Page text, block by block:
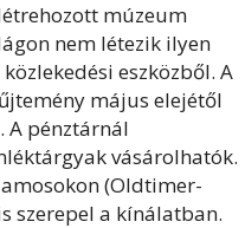
múzeum
nem létezik ilyen
eszközből. A
május elejétől
A pénztárnál
vásárolhatók.
(Oldtimer-
szerepel a kínálatban.